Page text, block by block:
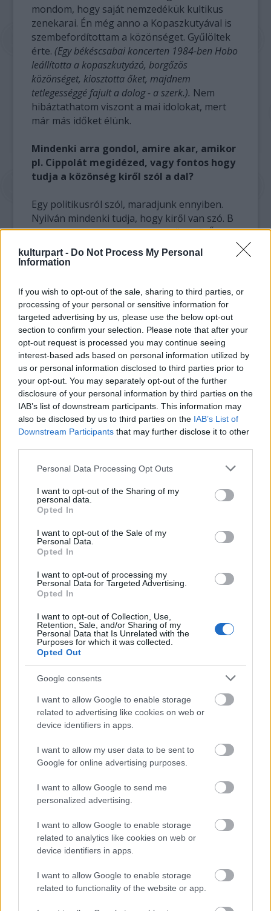
kulturpart - Do Not Process My Personal
Information
If you wish to opt-out of the sale, sharing to third parties, or
processing of your personal or sensitive information for
targeted advertising by us, please use the below opt-out
section to confirm your selection. Please note that after your
opt-out request is processed you may continue seeing
interest-based ads based on personal information utilized by
us or personal information disclosed to third parties prior to
your opt-out. You may separately opt-out of the further
disclosure of your personal information by third parties on the
IAB’s list of downstream participants. This information may
also be disclosed by us to third parties on the IAB’s List of
Downstream Participants that may further disclose it to other
Please note that this website/app uses one or more Google
not limited to your visit or usage behaviour. You may click to
grant or deny consent to Google and its third-party tags to
use your data for below specified purposes in below Google
consent section.
Personal Data Processing Opt Outs
I want to opt-out of the Sharing of my
personal data.
Opted In
I want to opt-out of the Sale of my
Personal Data.
Opted In
I want to opt-out of processing my
Personal Data for Targeted Advertising.
Opted In
I want to opt-out of Collection, Use,
Retention, Sale, and/or Sharing of my
Personal Data that Is Unrelated with the
Purposes for which it was collected.
Opted Out
Google consents
I want to allow Google to enable storage
related to advertising like cookies on web or
device identifiers in apps.
I want to allow my user data to be sent to
Google for online advertising purposes.
I want to allow Google to send me
personalized advertising.
I want to allow Google to enable storage
related to analytics like cookies on web or
device identifiers in apps.
I want to allow Google to enable storage
related to functionality of the website or app.
mondom, hogy saját nemzedékük kultikus
zenekarai. Én még anno a Kopaszkutyával is
szembefordítottam a közönséget. Gyűlöltek
érte. (Egy békéscsabai koncerten 1984-ben Hobo
leállította a kopaszkutyázó, borgőzös
közönséget, kiosztotta őket, majdnem
tetlegességgé fajult a dolog - a szerk.). Nem
hibáztathatom viszont a mai idolokat, mert
már más időket élünk.
Mindenki arra gondol, amire akar, amikor
pl. Cippolát megidézed, vagy fontos hogy
tudja a közönség kiről szól a dal?
Egy politikusról szól, maradjunk ennyiben.
Nyilván mindenki tudja, hogy kiről van szó. B
elvtárs esetében megvan az első betű. Ő
lehetne Brezsnyev. Idézőjelben rajongtam a
hatalmas szemöldökéért, de ha kiírom, hogy
dolog. Jobb, ha nem konkrét egy-egy figura.
Az egyik besúgómat is megírtam a
Senkifalvában, ő rendes állománybéli tiszt
volt, de ott sem fontos a név.
Történnek finom utalások a Leples
bitangra, az Édes otthonra, a Közép-
európai Hobo Blues-ra. Szóval: ez afféle
életútösszegző lemez?
Nem készült annak, de vannak jelek, melyek
volt divat… Az ötlet onnan jött, hogy a BS
az első sorban megláttam 10 korombéli palit,
akik már ott voltak 30 éve is a koncertjeinken.
Madarász Gábor, aki a zenéket írta, és
Rúzsa Magdi, akivel duettet énekelsz,
más generációhoz tartozik. Inspirálnak a
korosztályoddal érzed jól magad?
Úgy érzem, hogy a saját korosztályom –
tisztelet a kivételnek – teljesen kipukkadt. Én,
aki nem kábítószereztem, nem ittam,
mindig egyedül voltam. Nem ittam – főleg
ezért. Persze, 64 éves korára ki nem pukkad
ki? – szóval, ez nem generációs kritika akar
lenni. Sosem tartoztam semmilyen brancsba.
Fájt az, hogy egy-egy barátom politikai
oldaltól függetlenül – elkötelezte magát.
Kaptam zsíros kihívásokat különböző
pártoktól. Lehettem volna 1990-ben